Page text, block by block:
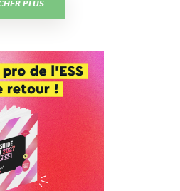
PLUS